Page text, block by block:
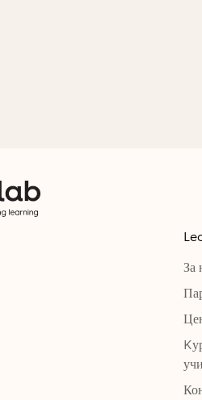
За